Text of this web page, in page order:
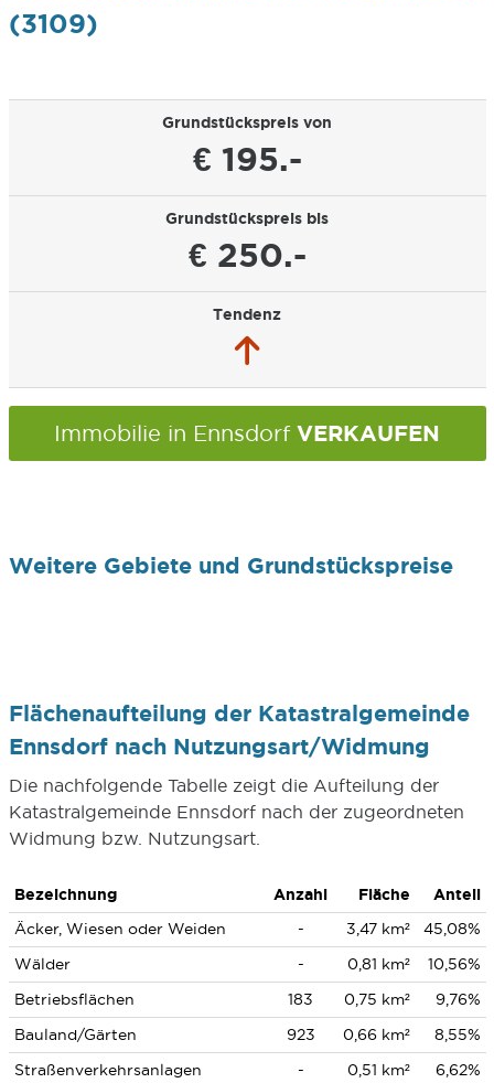
(3109)
Grundstückspreis von
€ 195.-
Grundstückspreis bis
€ 250.-
Tendenz
Immobilie in Ennsdorf VERKAUFEN
Weitere Gebiete und Grundstückspreise
Flächenaufteilung der Katastralgemeinde
Ennsdorf nach Nutzungsart/Widmung
Die nachfolgende Tabelle zeigt die Aufteilung der
Katastralgemeinde Ennsdorf nach der zugeordneten
Widmung bzw. Nutzungsart.
Bezeichnung Anzahl Fläche
Anteil
Äcker, Wiesen oder Weiden
- 3,47 km²
45,08%
Wälder
- 0,81 km²
10,56%
Betriebsflächen
183 0,75 km²
9,76%
Bauland/Gärten
923 0,66 km²
8,55%
Straßenverkehrsanlagen
- 0,51 km² 6,62%